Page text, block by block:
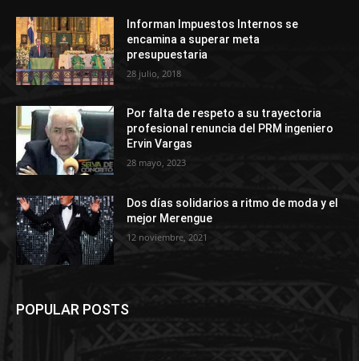
Informan Impuestos Internos se
encamina a superar meta
presupuestaria
28 julio, 2018
Por falta de respeto a su trayectoria
profesional renuncia del PRM ingeniero
Ervin Vargas
28 mayo, 2023
Dos días solidarios a ritmo de moda y el
mejor Merengue
12 noviembre, 2021
POPULAR POSTS